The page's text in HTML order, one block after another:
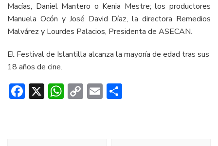
Macías, Daniel Mantero o Kenia Mestre; los productores
Manuela Ocón y José David Díaz, la directora Remedios
Malvárez y Lourdes Palacios, Presidenta de ASECAN.
El Festival de Islantilla alcanza la mayoría de edad tras sus
18 años de cine.
Facebook
X WhatsApp
CopyEmail